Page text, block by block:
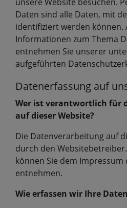
Daten sind alle Daten, mit
identifiziert werden können.
Informationen zum Thema
entnehmen Sie unserer
aufgeführten
Datenerfassung auf
Wer ist verantwortlich für
auf dieser Website?
Die Datenverarbeitung auf
durch den
können Sie dem Impressum
entnehmen.
Wie erfassen wir Ihre